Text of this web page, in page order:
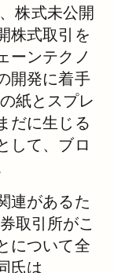
株式未公開
株式取引を
ーンテクノ
開発に着手
紙とスプレ
だに生じる
して、ブロ
連があるた
取引所がこ
について全
氏は